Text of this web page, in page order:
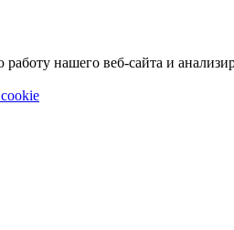
нашего веб-сайта и